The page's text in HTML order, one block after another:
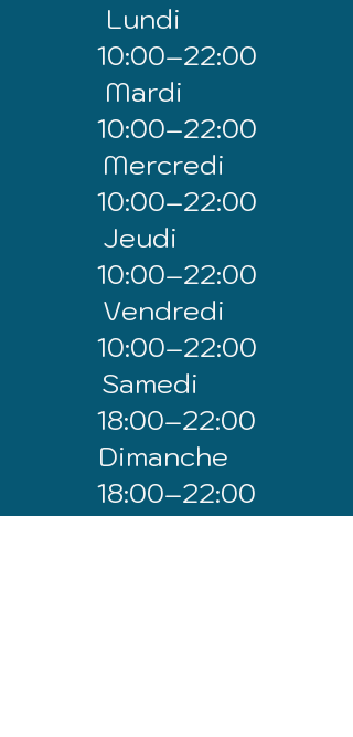
Lundi
10:00–22:00
Mardi
10:00–22:00
Mercredi
10:00–22:00
Jeudi
10:00–22:00
Vendredi
10:00–22:00
Samedi
18:00–22:00
Dimanche
18:00–22:00